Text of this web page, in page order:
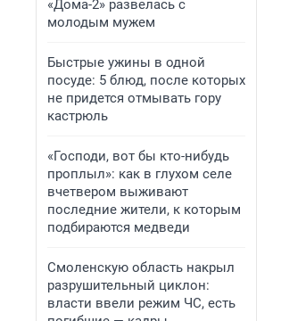
«Дома-2» развелась с
молодым мужем
Быстрые ужины в одной
посуде: 5 блюд, после которых
не придется отмывать гору
кастрюль
«Господи, вот бы кто-нибудь
проплыл»: как в глухом селе
вчетвером выживают
последние жители, к которым
подбираются медведи
Смоленскую область накрыл
разрушительный циклон:
власти ввели режим ЧС, есть